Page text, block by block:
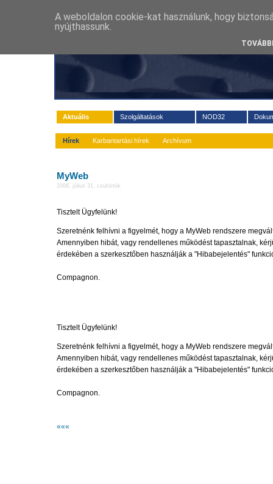
Aktuális Szolgáltatások NOD32
Hírek Karbantartási hírek Archívum
MyWeb
2008. július 31. csütörtök
Tisztelt Ügyfelünk!
Szeretnénk felhívni a figyelmét, hogy a MyWeb rendszere
Amennyiben hibát, vagy rendellenes működést tapasztalnak,
érdekében a szerkesztőben használják a "Hibabejelentés"
Compagnon.
Tisztelt Ügyfelünk!
Szeretnénk felhívni a figyelmét, hogy a MyWeb rendszere
Amennyiben hibát, vagy rendellenes működést tapasztalnak,
érdekében a szerkesztőben használják a "Hibabejelentés"
Compagnon.
«««
A weboldalon cookie-kat használunk, hogy
nyújthassunk.